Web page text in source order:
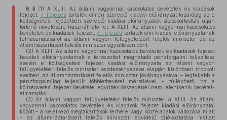
6. § (1) A XLIII. Az állami vagyonnal kapcsolatos bevételek és kiadások
fejezet, 7. Fejezeti tartalék címén szereplő kiadási előirányzat kizárólag az e
költségvetési fejezetben szereplő kiadási előirányzatok átcsoportosítás útján
történő növelésére használható fel. A XLIII. Az állami vagyonnal kapcsolatos
bevételek és kiadások fejezet,7. Fejezeti tartalék cím kiadási előirányzatának
felhasználásáról az állami vagyon felügyeletéért felelős miniszter és az
államháztartásért felelős miniszter együttesen dönt.
(2) A XLIII. Az állami vagyonnal kapcsolatos bevételek és kiadások fejezet
bevételi előirányzatainak a tervezettet meghaladó pénzforgalmi teljesítése
esetén e költségvetési fejezet kiadási előirányzata az állami vagyon
felügyeletéért felelős miniszter kezdeményezése alapján különösen indokolt
esetben, az államháztartásért felelős miniszter jóváhagyásával – legfeljebb a
pénzforgalmilag teljesült többletbevétel mértékével – túlléphető, ha e
költségvetési fejezet bevételei együttes összegénél nem jelentkezik bevétel-
elmaradás.
(3) Az állami vagyon felügyeletéért felelős miniszter a XLIII. Az állami
vagyonnal kapcsolatos bevételek és kiadások fejezet kiadási előirányzatai
között – a keletkező megtakarítások terhére vagy közfeladatok változása miatt
– az államháztartásért felelős miniszter egyidejű tájékoztatása mellett